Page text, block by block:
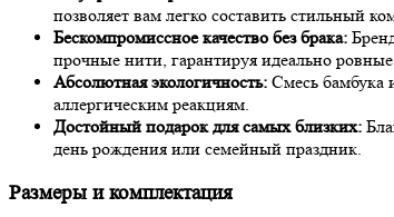
позволяет вам легко составить стильный
Бескомпромиссное качество без брака:
прочные нити, гарантируя идеально
Абсолютная экологичность: Смесь бамбука
аллергическим реакциям.
Достойный подарок для самых близких:
день рождения или семейный праздник.
Размеры и комплектация